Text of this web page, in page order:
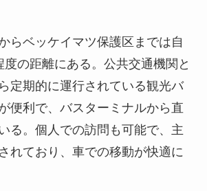
れており、車での移動が快適に
じて訪問可能だが、最も美しい
春から初夏にかけて。開園時間
の6時までで、入園料が必要と
較的リーズナブルだ。このエリ